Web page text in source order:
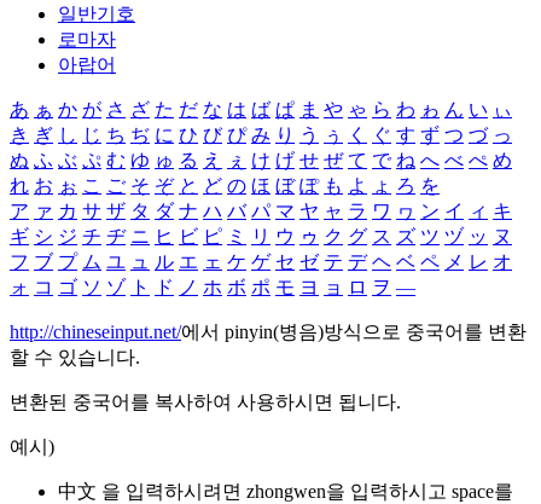
일반기호
로마자
아랍어
あ ぁ か が さ ざ た だ な は ば ぱ ま や ゃ ら わ ゎ ん い ぃ
き ぎ し じ ち ぢ に ひ び ぴ み り う ぅ く ぐ す ず つ づ っ
ぬ ふ ぶ ぷ む ゆ ゅ る え ぇ け げ せ ぜ て で ね へ べ ぺ め
れ お ぉ こ ご そ ぞ と ど の ほ ぼ ぽ も よ ょ ろ を
ア ァ カ サ ザ タ ダ ナ ハ バ パ マ ヤ ャ ラ ワ ヮ ン イ ィ キ
ギ シ ジ チ ヂ ニ ヒ ビ ピ ミ リ ウ ゥ ク グ ス ズ ツ ヅ ッ ヌ
フ ブ プ ム ユ ュ ル エ ェ ケ ゲ セ ゼ テ デ ヘ ベ ペ メ レ オ
ォ コ ゴ ソ ゾ ト ド ノ ホ ボ ポ モ ヨ ョ ロ ヲ ―
http://chineseinput.net/에서 pinyin(병음)방식으로 중국어를 변환
할 수 있습니다.
변환된 중국어를 복사하여 사용하시면 됩니다.
예시)
中文 을 입력하시려면 zhongwen을 입력하시고 space를